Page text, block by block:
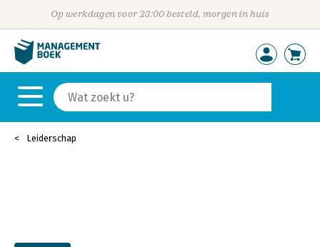
Op werkdagen voor 23:00 besteld, morgen in huis
Leiderschap